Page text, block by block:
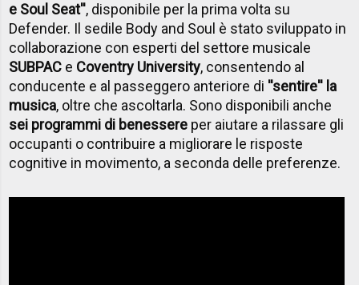
e Soul Seat'', disponibile per la prima volta su
Defender. Il sedile Body and Soul è stato sviluppato in
collaborazione con esperti del settore musicale
SUBPAC e Coventry University, consentendo al
conducente e al passeggero anteriore di ''sentire'' la
musica, oltre che ascoltarla. Sono disponibili anche
sei programmi di benessere per aiutare a rilassare gli
occupanti o contribuire a migliorare le risposte
cognitive in movimento, a seconda delle preferenze.